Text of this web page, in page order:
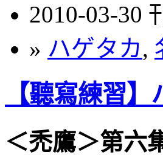
2010-03-30
» ハゲタカ,
【聽寫練習
＜禿鷹＞第六